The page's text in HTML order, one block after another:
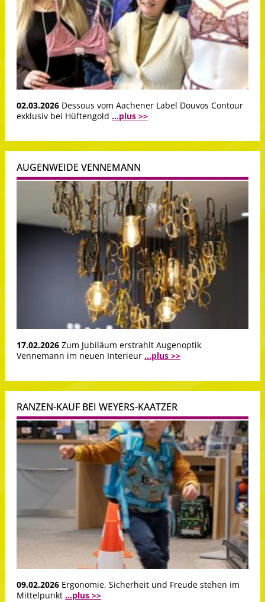
02.03.2026 Dessous vom Aachener Label Douvos Contour
exklusiv bei Hüftengold ...plus >>
AUGENWEIDE VENNEMANN
17.02.2026 Zum Jubiläum erstrahlt Augenoptik
Vennemann im neuen Interieur ...plus >>
RANZEN-KAUF BEI WEYERS-KAATZER
09.02.2026 Ergonomie, Sicherheit und Freude stehen im
Mittelpunkt ...plus >>